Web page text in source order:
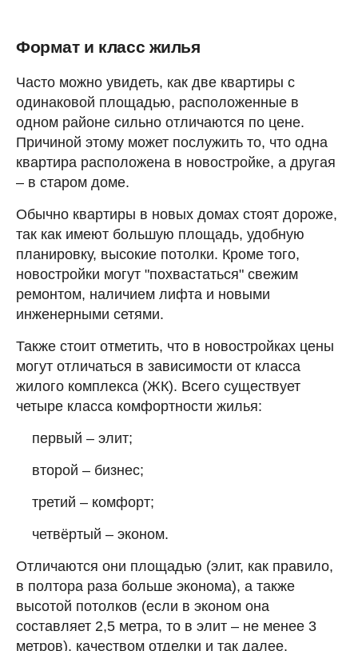
Формат и класс жилья
Часто можно увидеть, как две квартиры с
одинаковой площадью, расположенные в
одном районе сильно отличаются по цене.
Причиной этому может послужить то, что одна
квартира расположена в новостройке, а другая
– в старом доме.
Обычно квартиры в новых домах стоят дороже,
так как имеют большую площадь, удобную
планировку, высокие потолки. Кроме того,
новостройки могут "похвастаться" свежим
ремонтом, наличием лифта и новыми
инженерными сетями.
Также стоит отметить, что в новостройках цены
могут отличаться в зависимости от класса
жилого комплекса (ЖК). Всего существует
четыре класса комфортности жилья:
первый – элит;
второй – бизнес;
третий – комфорт;
четвёртый – эконом.
Отличаются они площадью (элит, как правило,
в полтора раза больше эконома), а также
высотой потолков (если в эконом она
составляет 2,5 метра, то в элит – не менее 3
метров), качеством отделки и так далее.